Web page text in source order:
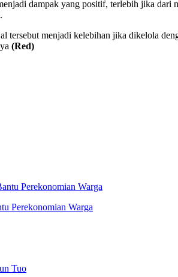
dampak yang positif, terlebih jika
menjadi kelebihan jika dikelola
(Red)
Perekonomian Warga